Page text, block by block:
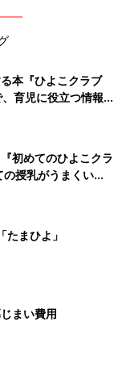
本『ひよこクラブ
育児に役立つ情報が
初めてのひよこクラ
授乳がうまくい
のトラブル 解決テ
まひよ」
まい費用